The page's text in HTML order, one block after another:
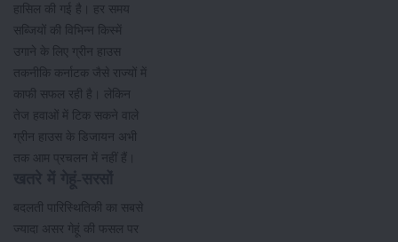
हासिल की गई है। हर समय
सब्जियों की विभिन्न किस्में
उगाने के लिए ग्रीन हाउस
तकनीकि कर्नाटक जैसे राज्यों में
काफी सफल रही है। लेकिन
तेज हवाओं में टिक सकने वाले
ग्रीन हाउस के डिजायन अभी
तक आम प्रचलन में नहीं हैं।
बदलती पारिस्थितिकी का सबसे
ज्यादा असर गेहूं की फसल पर